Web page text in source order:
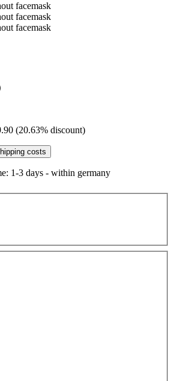
(20.63% discount)
costs
1-3 days - within germany